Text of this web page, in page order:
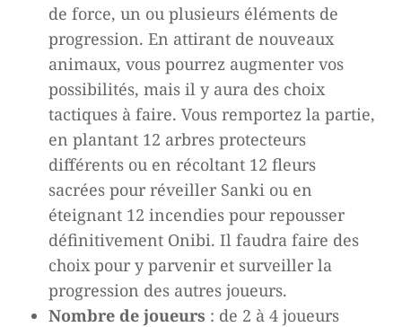
de force, un ou plusieurs éléments de
progression. En attirant de nouveaux
animaux, vous pourrez augmenter vos
possibilités, mais il y aura des choix
tactiques à faire. Vous remportez la partie,
en plantant 12 arbres protecteurs
différents ou en récoltant 12 fleurs
sacrées pour réveiller Sanki ou en
éteignant 12 incendies pour repousser
définitivement Onibi. Il faudra faire des
choix pour y parvenir et surveiller la
progression des autres joueurs.
Nombre de joueurs : de 2 à 4 joueurs